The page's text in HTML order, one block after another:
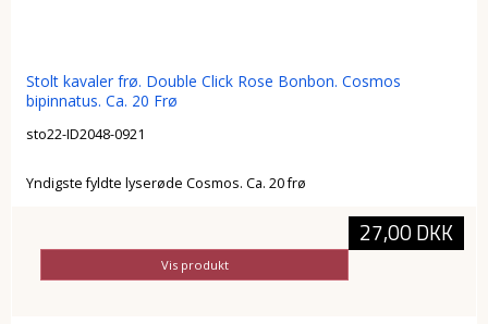
Stolt kavaler frø. Double Click Rose Bonbon. Cosmos
bipinnatus. Ca. 20 Frø
sto22-ID2048-0921
Yndigste fyldte lyserøde Cosmos. Ca. 20 frø
27,00 DKK
Vis produkt